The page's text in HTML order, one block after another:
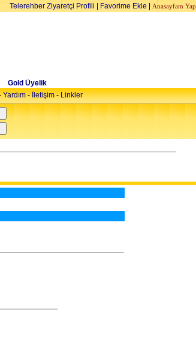
Telerehber Ziyaretçi Profili Favorime Ekle Anasayfam Yap
Gold Üyelik
Yardım-İletişim-Linkler